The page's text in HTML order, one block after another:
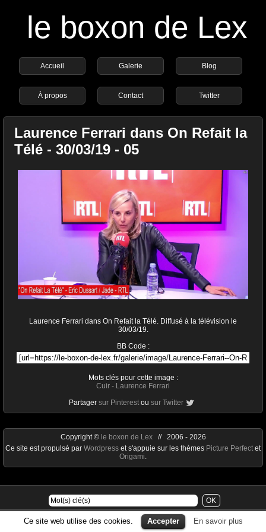
le boxon de Lex
Accueil Galerie Blog
À propos Contact Twitter
Laurence Ferrari dans On Refait la
Télé - 30/03/19 - 05
Laurence Ferrari dans On Refait la Télé. Diffusé à la télévision le
30/03/19.
BB Code :
Mots clés pour cette image :
Cuir - Laurence Ferrari
Partager sur Pinterest ou sur Twitter
Ce site web utilise des cookies. Accepter En savoir plus
Copyright © le boxon de Lex// 2006 - 2026
Ce site est propulsé par Wordpress et s'appuie sur les thèmes Picture Perfect et
Origami.